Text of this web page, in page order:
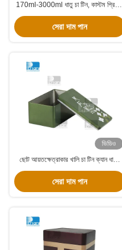
170ml-3000ml ধাতু চা টিন, কাস্টম প্রিন্টিং
চা টিন বক্স সহজে খোলা lids
সেরা দাম পান
ভিডিও
ছোট আয়তক্ষেত্রাকার খালি চা টিন ক্যান ধাতু
টিনপ্লেট ঢাকনা সহ অবাধ চা পাত্রে
সেরা দাম পান